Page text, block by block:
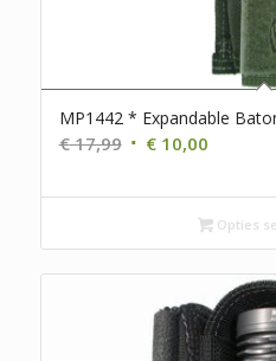
MP1442 * Expandable
€17,99 Oorspronkelijke
was:
€10,00Huidige
is:
€ 10,00.
Opties